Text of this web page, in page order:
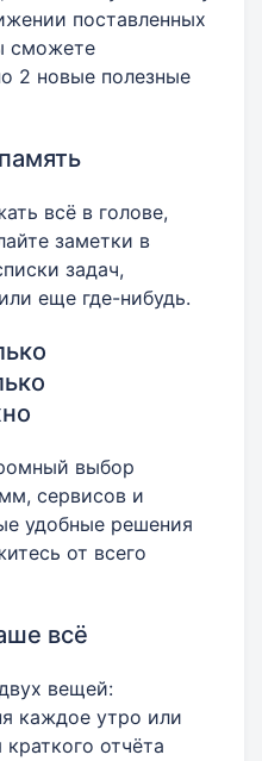
поставленных
сможете
2 новые полезные
всё в голове,
заметки в
задач,
еще где-нибудь.
выбор
сервисов и
удобные решения
от всего
всё
вещей:
каждое утро или
отчёта